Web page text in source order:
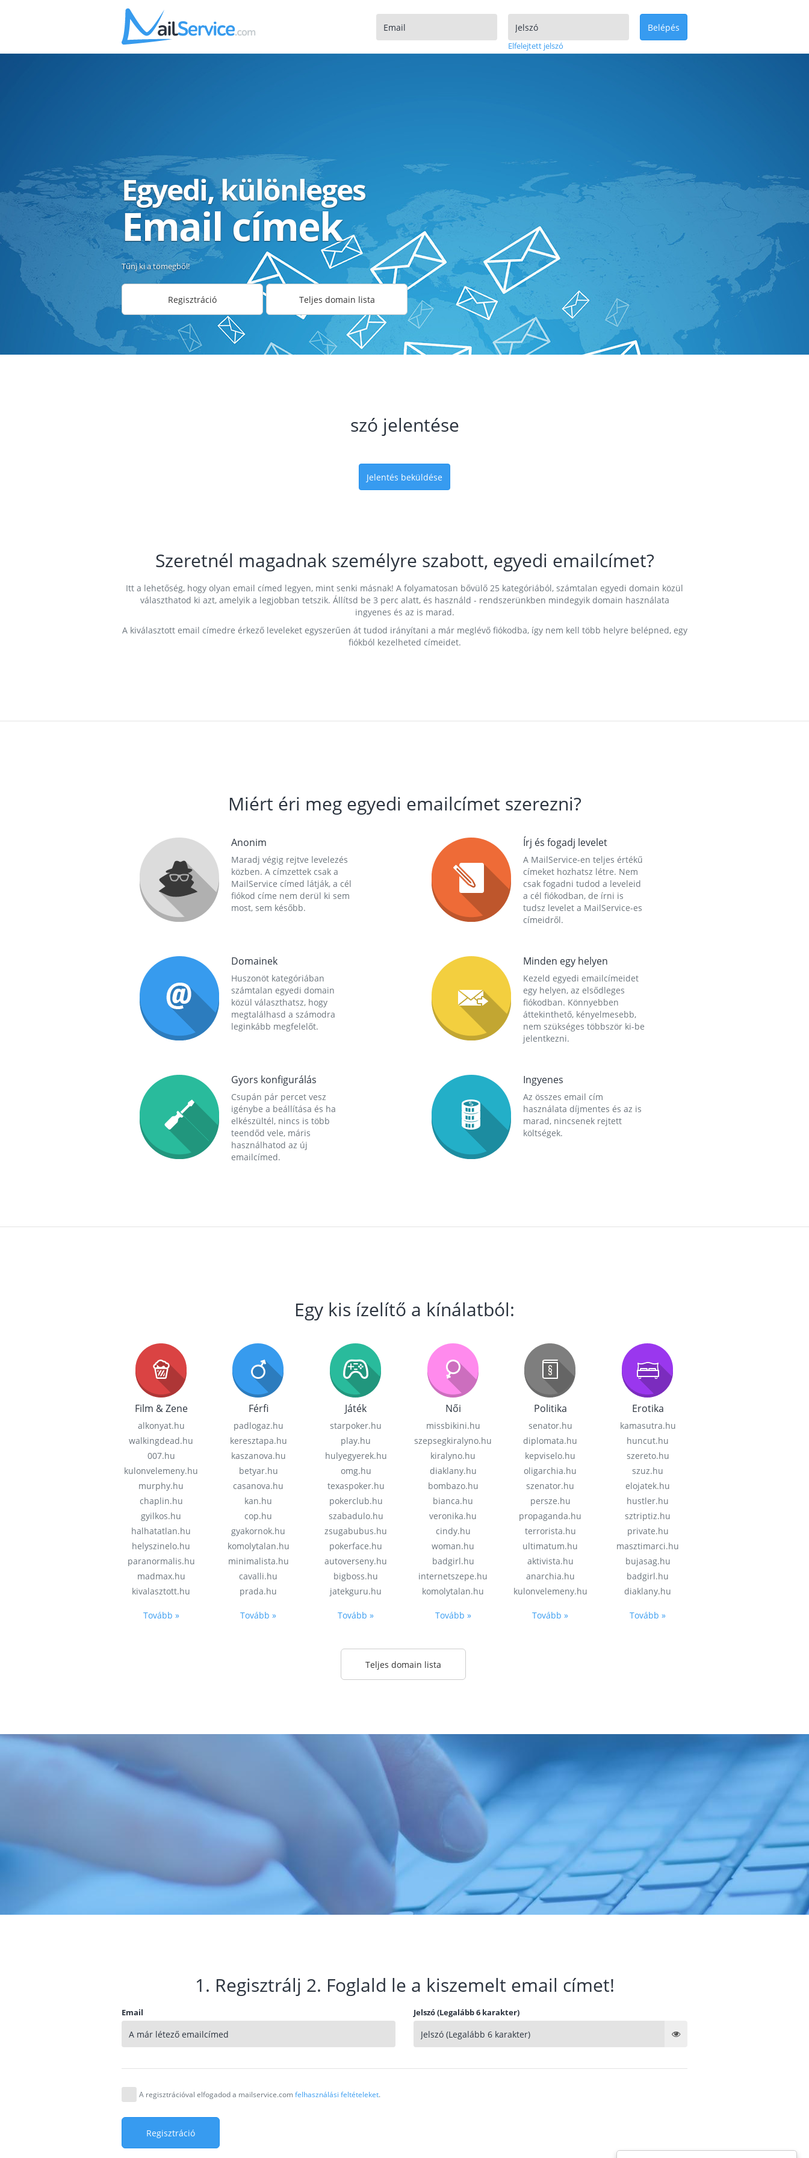
Elfelejtett jelszó
Belépés
Egyedi, különleges
Email címek
Tűnj ki a tömegből!
Regisztráció Teljes domain lista
szó jelentése
Jelentés beküldése
Szeretnél magadnak személyre szabott, egyedi emailcímet?
Itt a lehetőség, hogy olyan email címed legyen, mint senki másnak! A folyamatosan bővülő 25 kategóriából, számtalan egyedi domain közül
választhatod ki azt, amelyik a legjobban tetszik. Állítsd be 3 perc alatt, és használd - rendszerünkben mindegyik domain használata
ingyenes és az is marad.
A kiválasztott email címedre érkező leveleket egyszerűen át tudod irányítani a már meglévő fiókodba, így nem kell több helyre belépned, egy
fiókból kezelheted címeidet.
Miért éri meg egyedi emailcímet szerezni?
Anonim
Maradj végig rejtve levelezés
közben. A címzettek csak a
MailService címed látják, a cél
fiókod címe nem derül ki sem
most, sem később.
Írj és fogadj levelet
A MailService-en teljes értékű
címeket hozhatsz létre. Nem
csak fogadni tudod a leveleid
a cél fiókodban, de írni is
tudsz levelet a MailService-es
címeidről.
Domainek
Huszonöt kategóriában
számtalan egyedi domain
közül választhatsz, hogy
megtalálhasd a számodra
leginkább megfelelőt.
Minden egy helyen
Kezeld egyedi emailcímeidet
egy helyen, az elsődleges
fiókodban. Könnyebben
áttekinthető, kényelmesebb,
nem szükséges többször ki-be
jelentkezni.
Gyors konfigurálás
Csupán pár percet vesz
igénybe a beállítása és ha
elkészültél, nincs is több
teendőd vele, máris
használhatod az új
emailcímed.
Ingyenes
Az összes email cím
használata díjmentes és az is
marad, nincsenek rejtett
költségek.
Egy kis ízelítő a kínálatból:
Film & Zene
alkonyat.hu
walkingdead.hu
007.hu
kulonvelemeny.hu
murphy.hu
chaplin.hu
gyilkos.hu
halhatatlan.hu
helyszinelo.hu
paranormalis.hu
madmax.hu
kivalasztott.hu
Tovább »
Férfi
padlogaz.hu
keresztapa.hu
kaszanova.hu
betyar.hu
casanova.hu
kan.hu
cop.hu
gyakornok.hu
komolytalan.hu
minimalista.hu
cavalli.hu
prada.hu
Tovább »
Játék
starpoker.hu
play.hu
hulyegyerek.hu
omg.hu
texaspoker.hu
pokerclub.hu
szabadulo.hu
zsugabubus.hu
pokerface.hu
autoverseny.hu
bigboss.hu
jatekguru.hu
Tovább »
Női
missbikini.hu
szepsegkiralyno.hu
kiralyno.hu
diaklany.hu
bombazo.hu
bianca.hu
veronika.hu
cindy.hu
woman.hu
badgirl.hu
internetszepe.hu
komolytalan.hu
Tovább »
Politika
senator.hu
diplomata.hu
kepviselo.hu
oligarchia.hu
szenator.hu
persze.hu
propaganda.hu
terrorista.hu
ultimatum.hu
aktivista.hu
anarchia.hu
kulonvelemeny.hu
Tovább »
Erotika
kamasutra.hu
huncut.hu
szereto.hu
szuz.hu
elojatek.hu
hustler.hu
sztriptiz.hu
private.hu
masztimarci.hu
bujasag.hu
badgirl.hu
diaklany.hu
Tovább »
Teljes domain lista
1. Regisztrálj 2. Foglald le a kiszemelt email címet!
Email Jelszó (Legalább 6 karakter)
A regisztrációval elfogadod a mailservice.comfelhasználási feltételeket.
Regisztráció